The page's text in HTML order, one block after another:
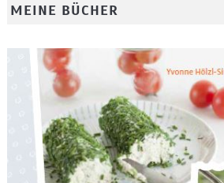
MEINE BÜCHER